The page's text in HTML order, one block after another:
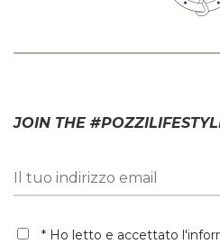
JOIN THE
* Ho letto e accettato